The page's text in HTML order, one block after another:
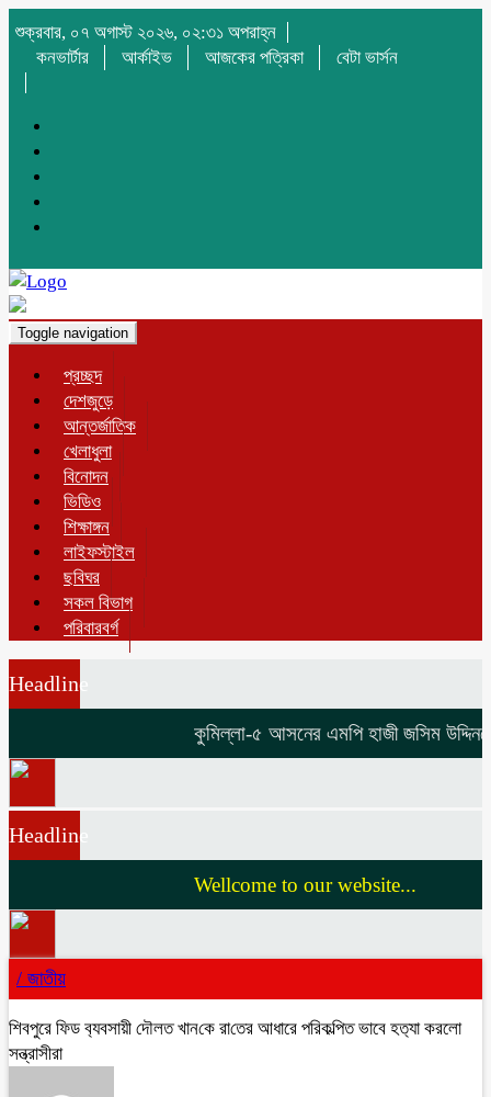
শুক্রবার, ০৭ অগাস্ট ২০২৬, ০২:৩১ অপরাহ্ন
কনভার্টার
আর্কাইভ আজকের পত্রিকা বেটা ভার্সন
Toggle navigation
প্রচ্ছদ
দেশজুড়ে
আন্তর্জাতিক
খেলাধুলা
বিনোদন
ভিডিও
শিক্ষাঙ্গন
লাইফস্টাইল
ছবিঘর
সকল বিভাগ
পরিবারবর্গ
Headline
কুমিল্লা-৫ আসনের এমপি হাজী জসিম উদ্দিনকে
Headline
Wellcome to our website...
/ জাতীয়
শিবপুরে ফিড ব‌্যবসায়ী দৌলত খান‌কে রা‌তের আধারে পরিকল্পিত ভাবে হত‌্যা করলো
সন্ত্রাসীরা